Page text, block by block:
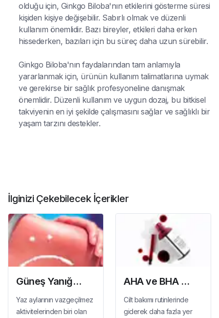
olduğu için, Ginkgo Biloba'nın etkilerini gösterme süresi
kişiden kişiye değişebilir. Sabırlı olmak ve düzenli
kullanım önemlidir. Bazı bireyler, etkileri daha erken
hissederken, bazıları için bu süreç daha uzun sürebilir.
Ginkgo Biloba'nın faydalarından tam anlamıyla
yararlanmak için, ürünün kullanım talimatlarına uymak
ve gerekirse bir sağlık profesyoneline danışmak
önemlidir. Düzenli kullanım ve uygun dozaj, bu bitkisel
takviyenin en iyi şekilde çalışmasını sağlar ve sağlıklı bir
yaşam tarzını destekler.
İlginizi Çekebilecek İçerikler
Güneş Yanığına Ne İyi Gelir?
Yaz aylarının vazgeçilmez
aktivitelerinden biri olan
AHA ve BHA Nedir? Aralarındaki Farklar
Cilt bakımı rutinlerinde
giderek daha fazla yer